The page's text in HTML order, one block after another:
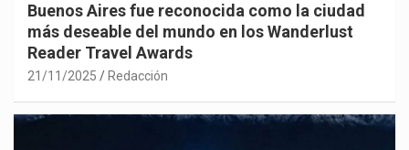
Buenos Aires fue reconocida como la ciudad
más deseable del mundo en los Wanderlust
Reader Travel Awards
21/11/2025 Redacción